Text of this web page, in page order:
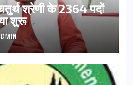
चतुर्थ श्रेणी के 2364 पदों
शुरू